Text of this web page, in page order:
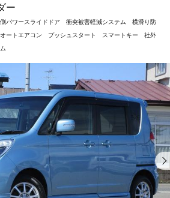
ー
パワースライドドア 衝突被害軽減システム 横滑り防
ートエアコン プッシュスタート スマートキー 社外